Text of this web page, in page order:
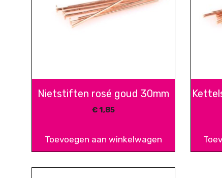
Nietstiften rosé goud 30mm
€1,85
Toevoegen aan winkelwagen